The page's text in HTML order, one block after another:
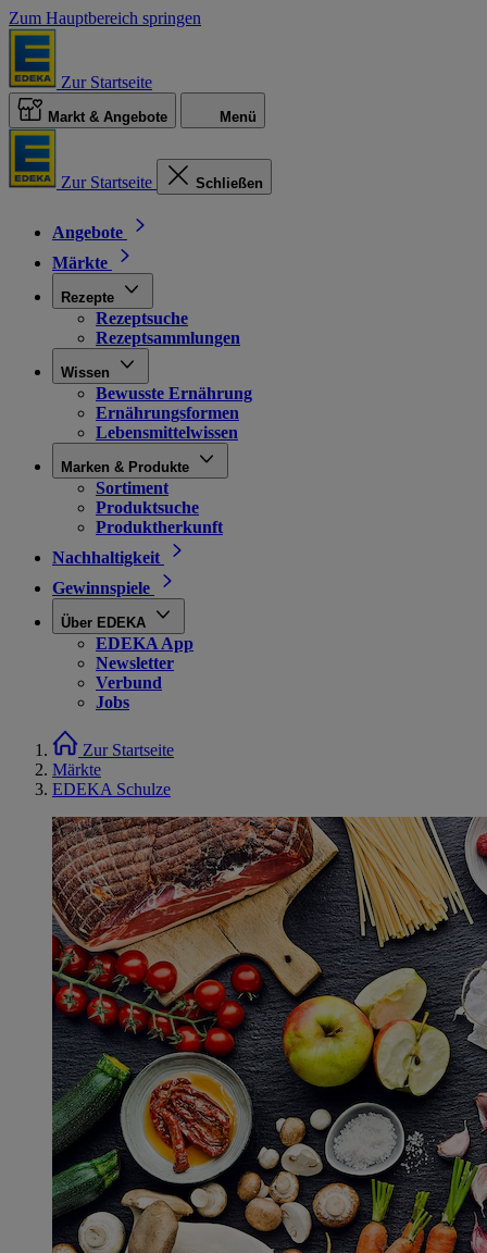
Zum Hauptbereich springen
Zur Startseite
Markt & Angebote Menü
Zur Startseite Schließen
Angebote
Märkte
Rezepte
Rezeptsuche
Rezeptsammlungen
Wissen
Bewusste Ernährung
Ernährungsformen
Lebensmittelwissen
Marken & Produkte
Sortiment
Produktsuche
Produktherkunft
Nachhaltigkeit
Gewinnspiele
Über EDEKA
EDEKA App
Newsletter
Verbund
Jobs
Zur Startseite
Märkte
EDEKA Schulze